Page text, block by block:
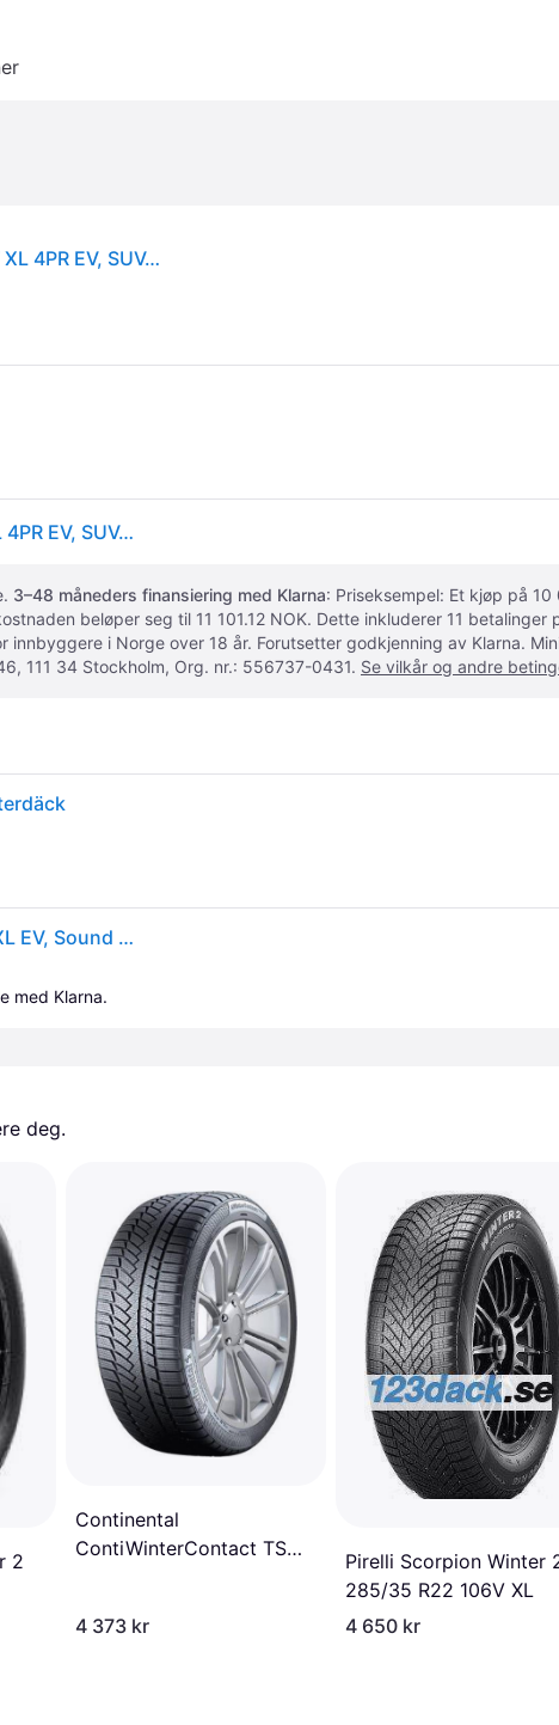
Hankook iON i*cept (IW01A) ( 285/35 R22 106V XL 4PR EV, SUV, SoundAbsorber, med felgbeskyttelse (MFS) SBL )
Hankook iON i*cept (IW01A) ( 285/35 R22 106V XL 4PR EV, SUV, SoundAbsorber, med felgbeskyttelse (MFS) SBL )
3–48 måneders finansiering med Klarna: Priseksempel: Et kjøp på
beløper seg til 11 101.12 NOK. Dette inkluderer 11
i Norge over 18 år. Forutsetter godkjenning av Klarna.
111 34 Stockholm, Org. nr.: 556737-0431. Se vilkår og andre
Hankook ION i*cept SUV IW01A 285/35R22 106V XL EV, Sound Absorber Piggfritt - Vinterdekk
med Klarna.
deg.
2
Continental
ContiWinterContact TS
4 373 kr
Pirelli Scorpion Winter
285/35 R22 106V XL
4 650 kr